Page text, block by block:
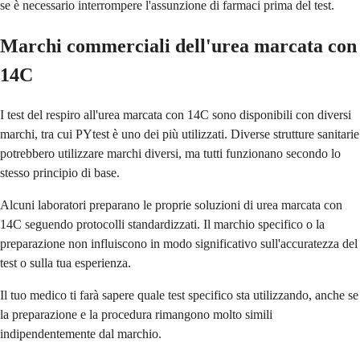
se è necessario interrompere l'assunzione di farmaci prima del test.
Marchi commerciali dell'urea marcata con
14C
I test del respiro all'urea marcata con 14C sono disponibili con diversi
marchi, tra cui PYtest è uno dei più utilizzati. Diverse strutture sanitarie
potrebbero utilizzare marchi diversi, ma tutti funzionano secondo lo
stesso principio di base.
Alcuni laboratori preparano le proprie soluzioni di urea marcata con
14C seguendo protocolli standardizzati. Il marchio specifico o la
preparazione non influiscono in modo significativo sull'accuratezza del
test o sulla tua esperienza.
Il tuo medico ti farà sapere quale test specifico sta utilizzando, anche se
la preparazione e la procedura rimangono molto simili
indipendentemente dal marchio.